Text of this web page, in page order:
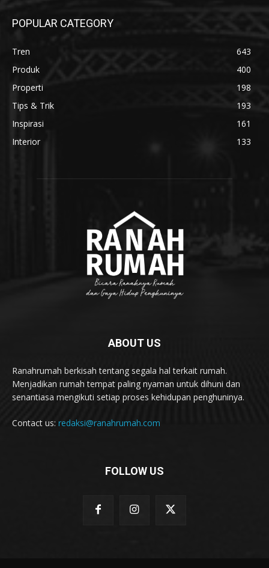
POPULAR CATEGORY
Tren
643
Produk
400
Properti
198
Tips & Trik
193
Inspirasi
161
Interior
133
ABOUT US
Ranahrumah berkisah tentang segala hal terkait rumah.
Menjadikan rumah tempat paling nyaman untuk dihuni dan
senantiasa mengikuti setiap proses kehidupan penghuninya.
Contact us: redaksi@ranahrumah.com
FOLLOW US